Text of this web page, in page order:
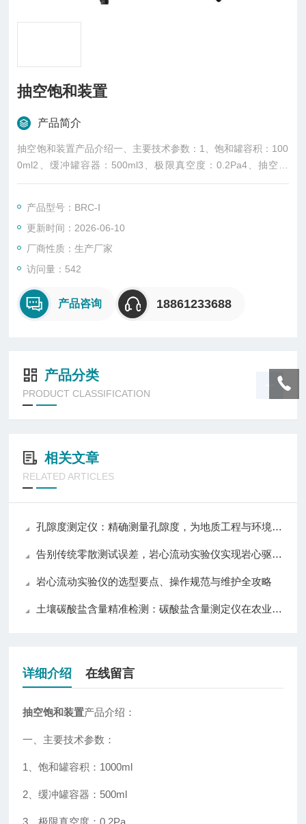
抽空饱和装置
产品简介
抽空饱和装置产品介绍一、主要技术参数：1、饱和罐容积：100
0ml2、缓冲罐容器：500ml3、极限真空度：0.2Pa4、抽空速
度：2L/s5、电源：220V二、产品优点：1、采用新冷媒双级真
产品型号：BRC-Ⅰ
更新时间：2026-06-10
厂商性质：生产厂家
访问量：542
产品咨询 18861233688
产品分类
PRODUCT CLASSIFICATION
相关文章
RELATED ARTICLES
孔隙度测定仪：精确测量孔隙度，为地质工程与环境科学提供可靠数据
告别传统零散测试误差，岩心流动实验仪实现岩心驱替全流程自动化精准控制
岩心流动实验仪的选型要点、操作规范与维护全攻略
土壤碳酸盐含量精准检测：碳酸盐含量测定仪在农业与环境监测中的应用
详细介绍 在线留言
抽空饱和装置产品介绍：
一、主要技术参数：
1、饱和罐容积：1000ml
2、缓冲罐容器：500ml